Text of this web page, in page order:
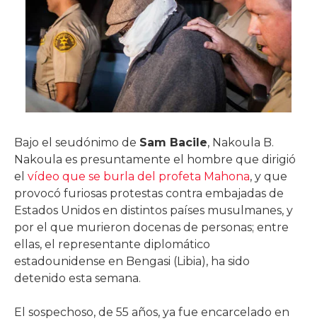
Bajo el seudónimo de Sam Bacile, Nakoula B.
Nakoula es presuntamente el hombre que dirigió
el vídeo que se burla del profeta Mahona, y que
provocó furiosas protestas contra embajadas de
Estados Unidos en distintos países musulmanes, y
por el que murieron docenas de personas; entre
ellas, el representante diplomático
estadounidense en Bengasi (Libia), ha sido
detenido esta semana.
El sospechoso, de 55 años, ya fue encarcelado en